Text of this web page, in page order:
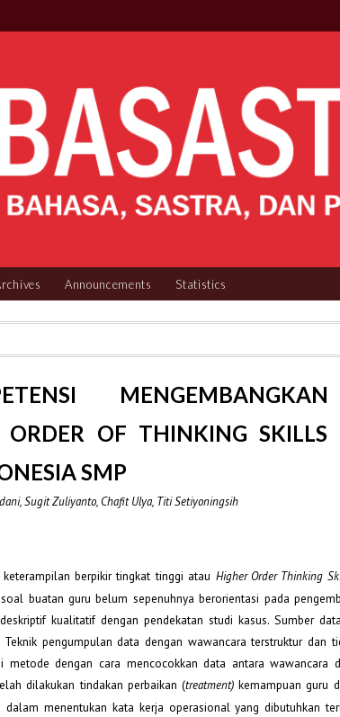
Announcements Statistics
ORDER OF THINKING SKILLS
SMP
Sugit Zuliyanto, Chafit Ulya, Titi Setiyoningsih
berpikir tingkat tinggi atau Higher Order Thinking
buatan guru belum sepenuhnya berorientasi pada
kualitatif dengan pendekatan studi kasus. Sumber
pengumpulan data dengan wawancara terstruktur dan
dengan cara mencocokkan data antara wawancara
dilakukan tindakan perbaikan (treatment) kemampuan guru
menentukan kata kerja operasional yang dibutuhkan